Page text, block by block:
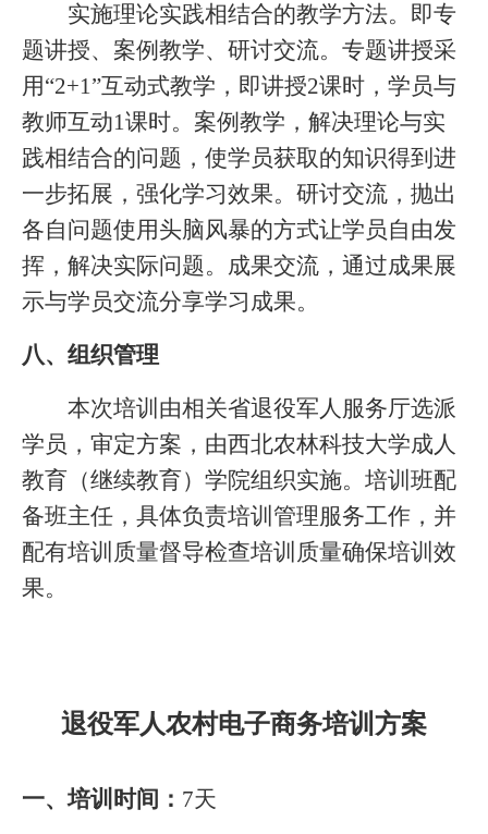
实施理论实践相结合的教学方法。即专
题讲授、案例教学、研讨交流。专题讲授采
用“2+1”互动式教学，即讲授2课时，学员与
教师互动1课时。案例教学，解决理论与实
践相结合的问题，使学员获取的知识得到进
一步拓展，强化学习效果。研讨交流，抛出
各自问题使用头脑风暴的方式让学员自由发
挥，解决实际问题。成果交流，通过成果展
示与学员交流分享学习成果。
八、组织管理
本次培训由相关省退役军人服务厅选派
学员，审定方案，由西北农林科技大学成人
教育（继续教育）学院组织实施。培训班配
备班主任，具体负责培训管理服务工作，并
配有培训质量督导检查培训质量确保培训效
果。
退役军人农村电子商务培训方案
一、培训时间： 7天